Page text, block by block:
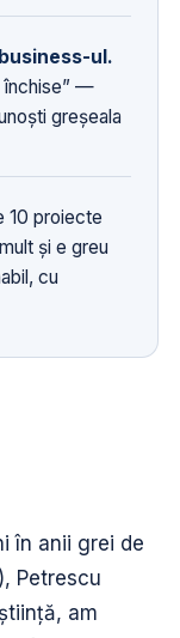
ul.
închise” —
greșeala
10 proiecte
și e greu
cu
în anii grei de
Petrescu
am